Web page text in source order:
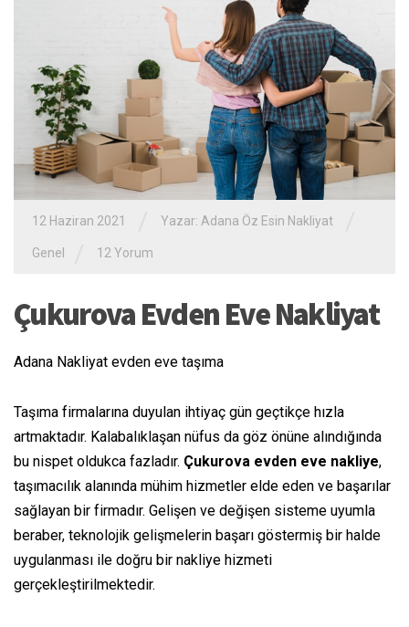
12 Haziran 2021 Yazar: Adana Öz Esin Nakliyat
Genel 12 Yorum
Çukurova Evden Eve Nakliyat
Adana Nakliyat evden eve taşıma
Taşıma firmalarına duyulan ihtiyaç gün geçtikçe hızla
artmaktadır. Kalabalıklaşan nüfus da göz önüne alındığında
bu nispet oldukca fazladır. Çukurova evden eve nakliye,
taşımacılık alanında mühim hizmetler elde eden ve başarılar
sağlayan bir firmadır. Gelişen ve değişen sisteme uyumla
beraber, teknolojik gelişmelerin başarı göstermiş bir halde
uygulanması ile doğru bir nakliye hizmeti
gerçekleştirilmektedir.